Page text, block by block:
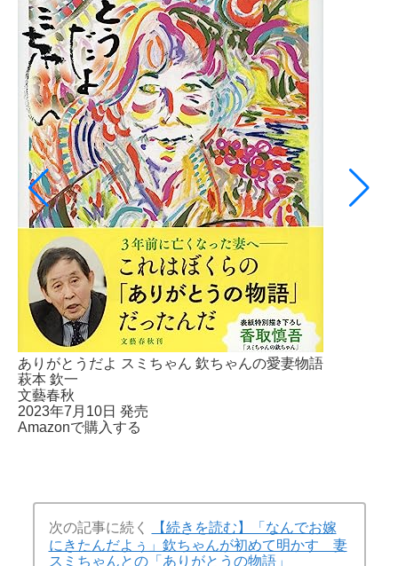
ありがとうだよ スミちゃん 欽ちゃんの愛妻物語
萩本 欽一
文藝春秋
2023年7月10日 発売
Amazonで購入する
次の記事に続く
【続きを読む】「なんでお嫁
にきたんだよぅ」欽ちゃんが初めて明かす 妻
スミちゃんとの「ありがとうの物語」